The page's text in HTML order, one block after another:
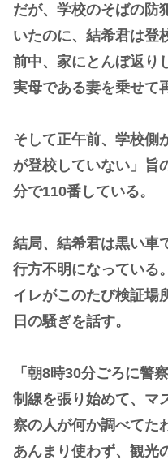
だが、学校のそばの防
いたのに、結希君は登
前中、家にとんぼ返り
実母である妻を乗せて
そして正午前、学校側
が登校していない」旨
分で110番している。
結局、結希君は黒い車
行方不明になっている
イレがこのたび検証場
日の騒ぎを話す。
「朝8時30分ごろに警
制線を張り始めて、マ
察の人が何か調べてた
あんまり使わず、観光